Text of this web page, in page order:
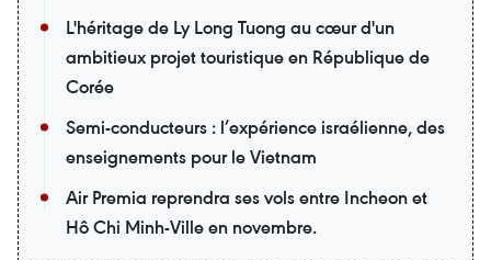
L'héritage de Ly Long Tuong au cœur d'un
ambitieux projet touristique en République de
Corée
Semi-conducteurs : l’expérience israélienne, des
enseignements pour le Vietnam
Air Premia reprendra ses vols entre Incheon et
Hô Chi Minh-Ville en novembre.